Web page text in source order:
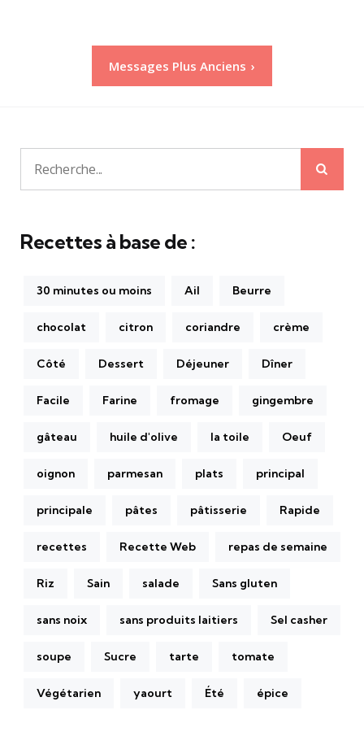
Messages Plus Anciens
Recherche
pour:
Recettes à base de :
30 minutes ou moins Ail Beurre
chocolat citron coriandre crème
Côté Dessert Déjeuner Dîner
Facile Farine fromage gingembre
gâteau huile d'olive la toile Oeuf
oignon parmesan plats principal
principale pâtes pâtisserie Rapide
recettes Recette Web repas de semaine
Riz Sain salade Sans gluten
sans noix sans produits laitiers Sel casher
soupe Sucre tarte tomate
Végétarien yaourt Été épice